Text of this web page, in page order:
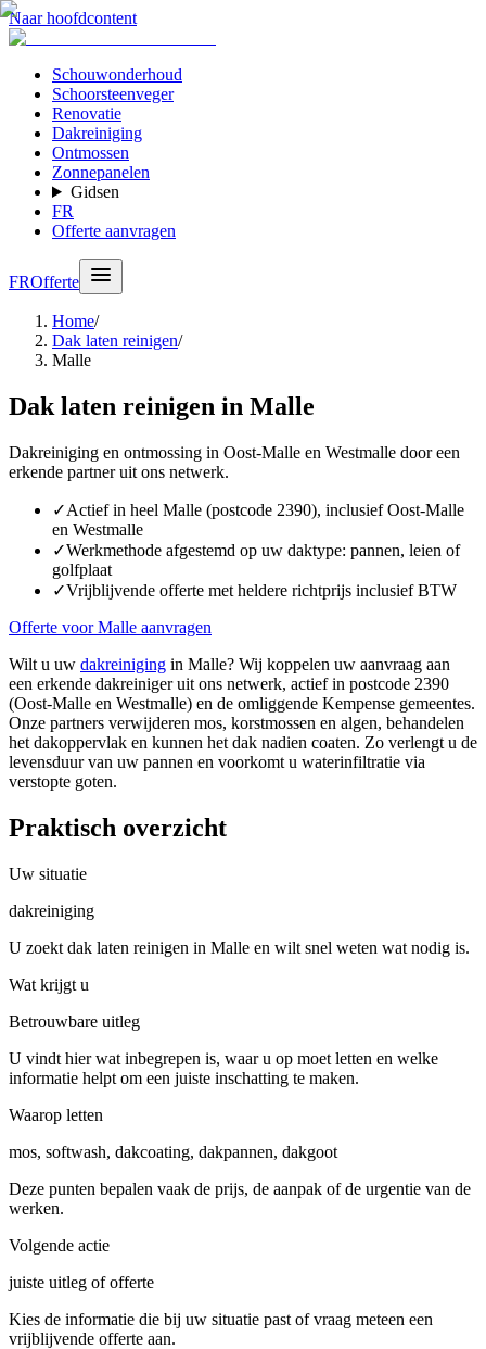
Naar hoofdcontent
Schouwonderhoud
Schoorsteenveger
Renovatie
Dakreiniging
Ontmossen
Zonnepanelen
Gidsen
FR
Offerte aanvragen
FROfferte
Home/
Dak laten reinigen/
Malle
Dak laten reinigen in Malle
Dakreiniging en ontmossing in Oost-Malle en Westmalle door een
erkende partner uit ons netwerk.
✓Actief in heel Malle (postcode 2390), inclusief Oost-Malle
en Westmalle
✓Werkmethode afgestemd op uw daktype: pannen, leien of
golfplaat
✓Vrijblijvende offerte met heldere richtprijs inclusief BTW
Offerte voor Malle aanvragen
Wilt u uw dakreiniging in Malle? Wij koppelen uw aanvraag aan
een erkende dakreiniger uit ons netwerk, actief in postcode 2390
(Oost-Malle en Westmalle) en de omliggende Kempense gemeentes.
Onze partners verwijderen mos, korstmossen en algen, behandelen
het dakoppervlak en kunnen het dak nadien coaten. Zo verlengt u de
levensduur van uw pannen en voorkomt u waterinfiltratie via
verstopte goten.
Praktisch overzicht
Uw situatie
dakreiniging
U zoekt dak laten reinigen in Malle en wilt snel weten wat nodig is.
Wat krijgt u
Betrouwbare uitleg
U vindt hier wat inbegrepen is, waar u op moet letten en welke
informatie helpt om een juiste inschatting te maken.
Waarop letten
mos, softwash, dakcoating, dakpannen, dakgoot
Deze punten bepalen vaak de prijs, de aanpak of de urgentie van de
werken.
Volgende actie
juiste uitleg of offerte
Kies de informatie die bij uw situatie past of vraag meteen een
vrijblijvende offerte aan.